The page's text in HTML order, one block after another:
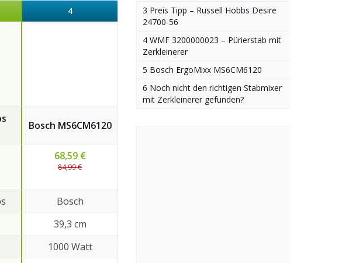
4
Bosch MS6CM6120
68,59 €
84,99 €
Bosch
39,3 cm
1000 Watt
3 Preis Tipp – ‎Russell Hobbs Desire
‎24700-56
4 WMF 3200000023 – Pürierstab mit
Zerkleinerer
5 Bosch ErgoMixx MS6CM6120
6 Noch nicht den richtigen Stabmixer
mit Zerkleinerer gefunden?